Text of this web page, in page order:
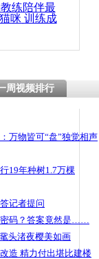
练陪伴最
咪 训练成
周视频排行
万物皆可“盘”独觉相声
19年种树1.7万棵
记者提问
码？答案竟然是……
头渚夜樱美如画
造 精力付出堪比建楼